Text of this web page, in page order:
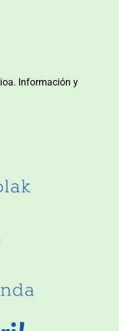
Información y